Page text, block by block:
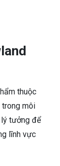
thuộc
trong môi
tưởng để
lĩnh vực